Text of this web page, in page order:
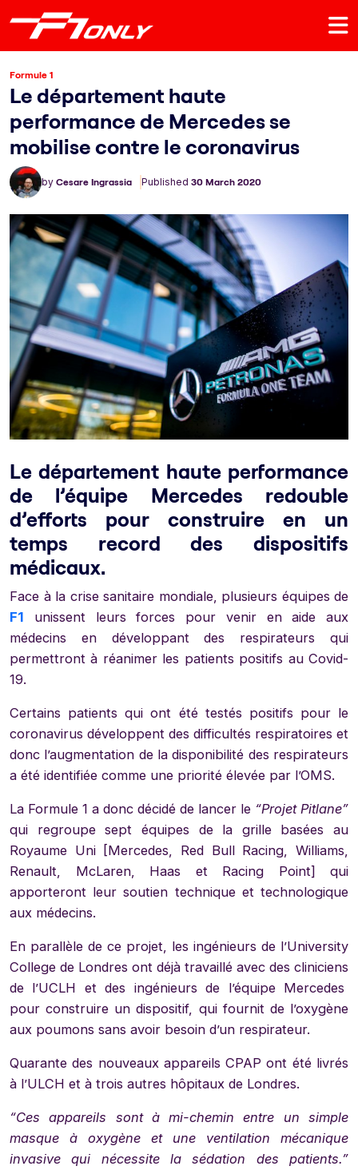
Formule 1
Le département haute
performance de Mercedes se
mobilise contre le coronavirus
by Cesare Ingrassia Published 30 March 2020
Le département haute performance
de l’équipe Mercedes redouble
d’efforts pour construire en un
temps record des dispositifs
médicaux.
Face à la crise sanitaire mondiale, plusieurs équipes de
F1 unissent leurs forces pour venir en aide aux
médecins en développant des respirateurs qui
permettront à réanimer les patients positifs au Covid-
19.
Certains patients qui ont été testés positifs pour le
coronavirus développent des difficultés respiratoires et
donc l’augmentation de la disponibilité des respirateurs
a été identifiée comme une priorité élevée par l’OMS.
La Formule 1 a donc décidé de lancer le “Projet Pitlane”
qui regroupe sept équipes de la grille basées au
Royaume Uni [Mercedes, Red Bull Racing, Williams,
Renault, McLaren, Haas et Racing Point] qui
apporteront leur soutien technique et technologique
aux médecins.
En parallèle de ce projet, les ingénieurs de l’University
College de Londres ont déjà travaillé avec des cliniciens
de l’UCLH et des ingénieurs de l’équipe Mercedes
pour construire un dispositif, qui fournit de l’oxygène
aux poumons sans avoir besoin d’un respirateur.
Quarante des nouveaux appareils CPAP ont été livrés
à l’ULCH et à trois autres hôpitaux de Londres.
“Ces appareils sont à mi-chemin entre un simple
masque à oxygène et une ventilation mécanique
invasive qui nécessite la sédation des patients.”